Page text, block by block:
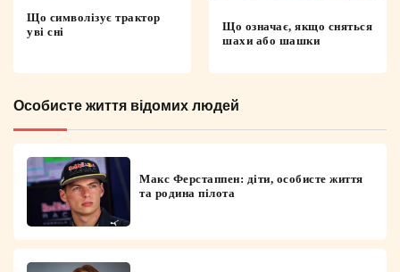
Що символізує трактор
уві сні
Що означає, якщо сняться
шахи або шашки
Особисте життя відомих людей
Макс Ферстаппен: діти, особисте життя
та родина пілота